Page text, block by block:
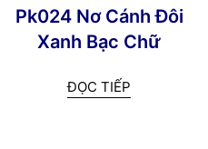
Pk024 Nơ Cánh Đôi
Xanh Bạc Chữ
ĐỌC TIẾP